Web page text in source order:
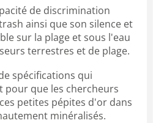
de discrimination
ainsi que son silence et
sur la plage et sous l'eau
terrestres et de plage.
spécifications qui
pour que les chercheurs
petites pépites d'or dans
minéralisés.